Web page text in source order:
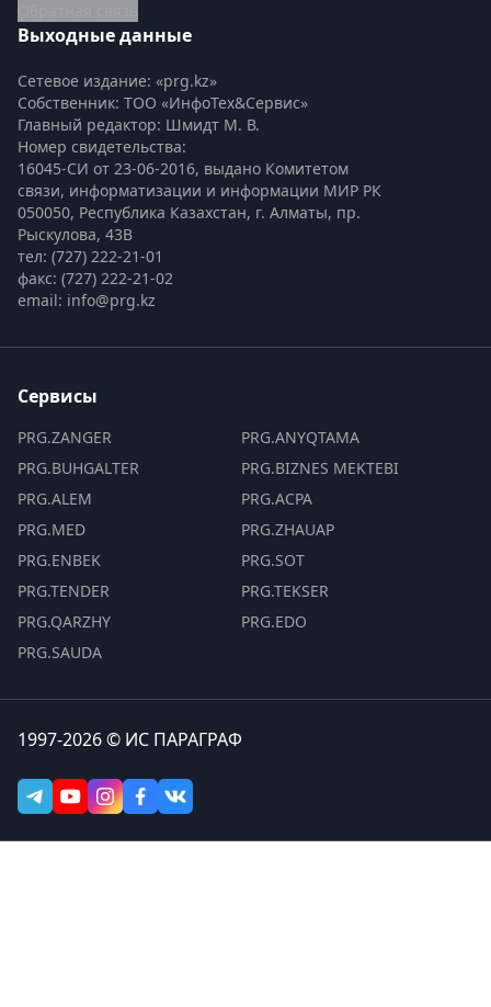
Выходные данные
Сетевое издание: «prg.kz»
Собственник: ТОО «ИнфоТех&Сервис»
Главный редактор: Шмидт М. В.
Номер свидетельства:
16045-СИ от 23-06-2016, выдано Комитетом
связи, информатизации и информации МИР РК
050050, Республика Казахстан, г. Алматы, пр.
Рыскулова, 43В
тел: (727) 222-21-01
факс: (727) 222-21-02
email: info@prg.kz
Сервисы
PRG.ZANGER
PRG.BUHGALTER
PRG.ALEM
PRG.MED
PRG.ENBEK
PRG.TENDER
PRG.QARZHY
PRG.SAUDA
PRG.ANYQTAMA
PRG.BIZNES MEKTEBI
PRG.ACPA
PRG.ZHAUAP
PRG.SOT
PRG.TEKSER
PRG.EDO
1997-2026 © ИС ПАРАГРАФ